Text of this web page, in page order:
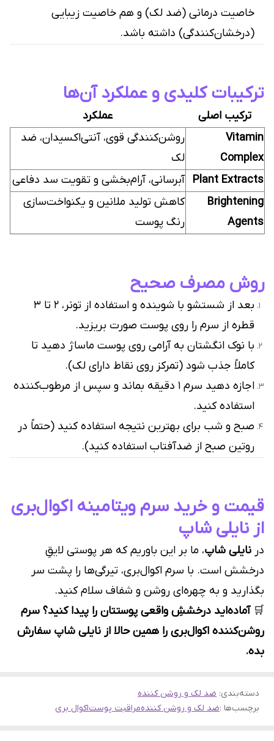
خاصیت درمانی (ضد لک) و هم خاصیت زیبایی
(درخشان‌کنندگی) داشته باشد.
ترکیبات کلیدی و عملکرد آن‌ها
ترکیب اصلی
عملکرد
Vitamin
Complex
روشن‌کنندگی قوی، آنتی‌اکسیدان، ضد
لک
Plant Extracts
آبرسانی، آرام‌بخشی و تقویت سد دفاعی
Brightening
Agents
کاهش تولید ملانین و یکنواخت‌سازی
رنگ پوست
روش مصرف صحیح
بعد از شستشو با شوینده و استفاده از تونر، ۲ تا ۳
قطره از سرم را روی پوست صورت بریزید.
با نوک انگشتان به آرامی روی پوست ماساژ دهید تا
کاملاً جذب شود (تمرکز روی نقاط دارای لک).
اجازه دهید سرم ۱ دقیقه بماند و سپس از مرطوب‌کننده
استفاده کنید.
صبح و شب برای بهترین نتیجه استفاده کنید (حتماً در
روتین صبح از ضدآفتاب استفاده کنید).
قیمت و خرید سرم ویتامینه اکوال‌بری
از نایلی شاپ
در نایلی شاپ، ما بر این باوریم که هر پوستی لایقِ
درخشش است. با سرم اکوال‌بری، تیرگی‌ها را پشت سر
بگذارید و به چهره‌ای روشن و شفاف سلام کنید.
🛒آماده‌اید درخششِ واقعی پوستتان را پیدا کنید؟ سرم
روشن‌کننده اکوال‌بری را همین حالا از نایلی شاپ سفارش
بده.
دسته‌بندی: ضد لک و روشن کننده
برچسب‌ها :ضد لک و روشن کنندهمراقبت پوستاکوال بری